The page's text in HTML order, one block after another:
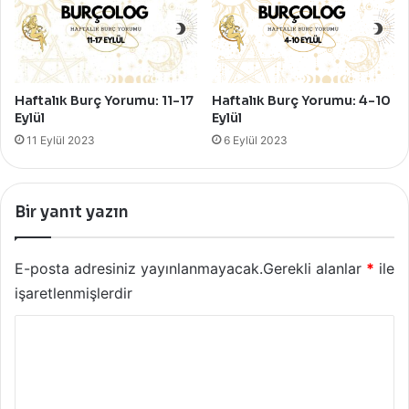
Haftalık Burç Yorumu: 11-17
Eylül
11 Eylül 2023
Haftalık Burç Yorumu: 4-10
Eylül
6 Eylül 2023
Bir yanıt yazın
E-posta adresiniz yayınlanmayacak.Gerekli alanlar * ile
işaretlenmişlerdir